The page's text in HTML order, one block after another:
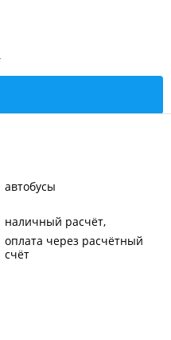
25А стр. 3
автобусы
наличный расчёт
оплата через расчётный
счёт